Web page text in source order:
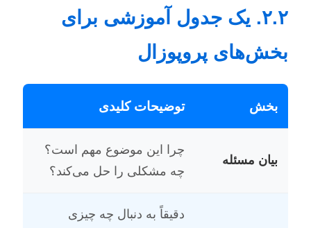
۲.۲. یک جدول آموزشی برای
بخش‌های پروپوزال
بخش توضیحات کلیدی
بیان مسئله
چرا این موضوع مهم است؟
چه مشکلی را حل می‌کند؟
دقیقاً به دنبال چه چیزی